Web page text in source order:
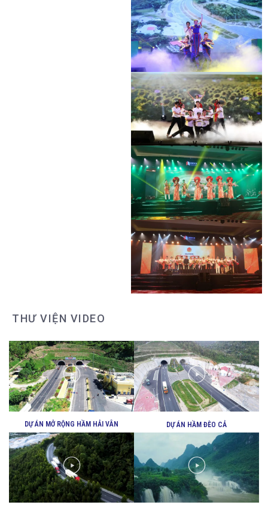
HOẠT ĐỘNG HỖ TRỢ ĐỘI XE CHỐNG
DỊCH
HOẠT ĐỘNG HỖ TRỢ ĐỘI XE CHỐNG
DỊCH
HOẠT ĐỘNG HỖ TRỢ ĐỘI XE CHỐNG
DỊCH
HOẠT ĐỘNG HỖ TRỢ ĐỘI XE CHỐNG
DỊCH
DỊCH
THƯ VIỆN VIDEO
DỰ ÁN MỞ RỘNG HẦM HẢI VÂN DỰ ÁN HẦM ĐÈO CẢ